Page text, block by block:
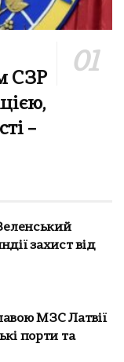
СЗР
–
захист від
МЗС Латвії
порти та